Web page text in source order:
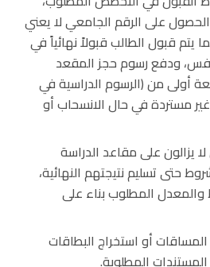
على الرقم الجامعي لا يعني
يتم قبول الطالب قبولاً نهائياً في
ودفع رسوم حجز المقعد
أولى من (الرسوم الدراسية في
مستردة في حال الانسحاب أو
يزالون على مقاعد الدراسة
حتى تسليم نتيجتهم النهائية،
المطلوب بناء على
أو استخراج البطاقات
المطلوبة.